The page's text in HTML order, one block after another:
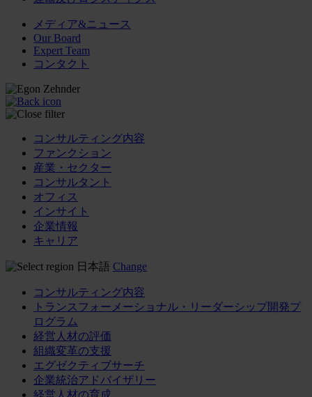
メディア&ニュース
Our Board
Expert Team
コンタクト
コンサルティング内容
ファンクション
産業・セクター
コンサルタント
オフィス
インサイト
企業情報
キャリア
日本語 Change
コンサルティング内容
トランスフォーメーショナル・リーダーシップ開発プ
ログラム
経営人材の評価
組織変革の支援
エグゼクティブサーチ
企業統治アドバイザリー
経営人材の育成